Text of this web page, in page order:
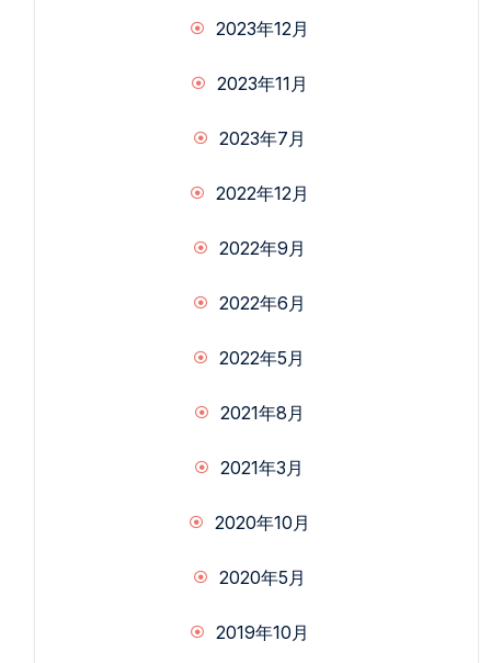
2023年12月
2023年11月
2023年7月
2022年12月
2022年9月
2022年6月
2022年5月
2021年8月
2021年3月
2020年10月
2020年5月
2019年10月